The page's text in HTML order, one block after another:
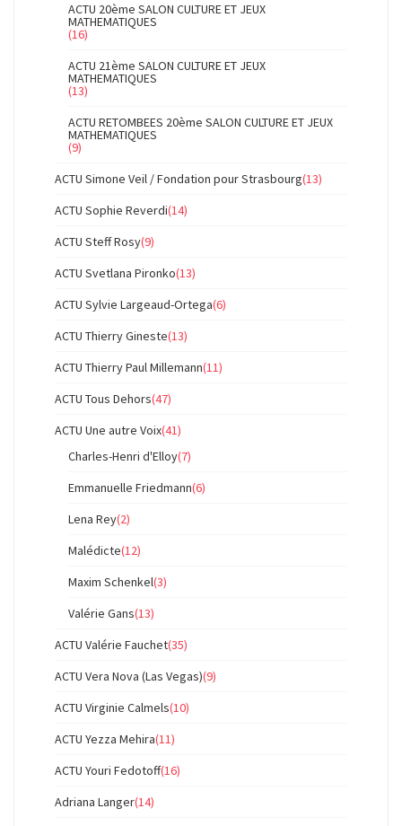
ACTU 20ème SALON CULTURE ET JEUX
MATHEMATIQUES
(16)
ACTU 21ème SALON CULTURE ET JEUX
MATHEMATIQUES
(13)
ACTU RETOMBEES 20ème SALON CULTURE ET JEUX
MATHEMATIQUES
(9)
ACTU Simone Veil / Fondation pour Strasbourg(13)
ACTU Sophie Reverdi(14)
ACTU Steff Rosy(9)
ACTU Svetlana Pironko(13)
ACTU Sylvie Largeaud-Ortega(6)
ACTU Thierry Gineste(13)
ACTU Thierry Paul Millemann(11)
ACTU Tous Dehors(47)
ACTU Une autre Voix(41)
Charles-Henri d'Elloy(7)
Emmanuelle Friedmann(6)
Lena Rey(2)
Malédicte(12)
Maxim Schenkel(3)
Valérie Gans(13)
ACTU Valérie Fauchet(35)
ACTU Vera Nova (Las Vegas)(9)
ACTU Virginie Calmels(10)
ACTU Yezza Mehira(11)
ACTU Youri Fedotoff(16)
Adriana Langer(14)